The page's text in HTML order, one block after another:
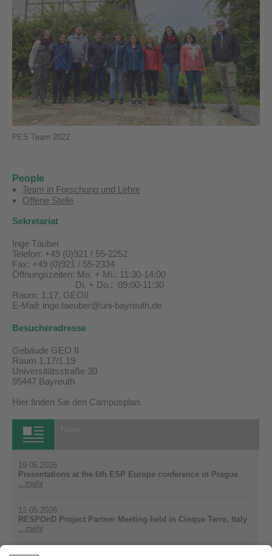
PES Team 2022
People
Team in Forschung und Lehre
Offene Stelle
Sekretariat
Inge Täuber
Telefon: +49 (0)921 / 55-2252
Fax: +49 (0)921 / 55-2334
Öffnungszeiten: Mo. + Mi.: 11:30-14:00
Di. + Do.: 09:00-11:30
Raum: 1.17, GEOII
E-Mail: inge.taeuber@uni-bayreuth.de
Besucheradresse
Gebäude GEO II
Raum 1.17/1.19
Universitätsstraße 30
95447 Bayreuth
Hier finden Sie den Campusplan.
19.05.2026
Presentations at the 6th ESP Europe conference in Prague
...mehr
12.05.2026
RESPOnD Project Partner Meeting held in Cinque Terre, Italy
...mehr